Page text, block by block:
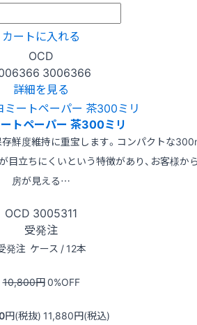
カートに入れる
OCD
3006366
詳細を見る
トペーパー 茶300ミリ
鮮度維持に重宝します。コンパクトな
目立ちにくいという特徴があり、お客様か
房が見える…
OCD 3005311
受発注
発注 ケース / 12本
10,800円0%OFF
円(税抜) 11,880円(税込)